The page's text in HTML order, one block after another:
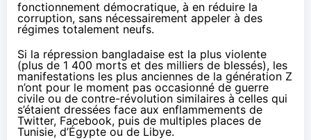
fonctionnement démocratique, à en réduire la
corruption, sans nécessairement appeler à des
régimes totalement neufs.
Si la répression bangladaise est la plus violente
(plus de 1 400 morts et des milliers de blessés), les
manifestations les plus anciennes de la génération Z
n’ont pour le moment pas occasionné de guerre
civile ou de contre-révolution similaires à celles qui
s’étaient dressées face aux enflammements de
Twitter, Facebook, puis de multiples places de
Tunisie, d’Égypte ou de Libye.